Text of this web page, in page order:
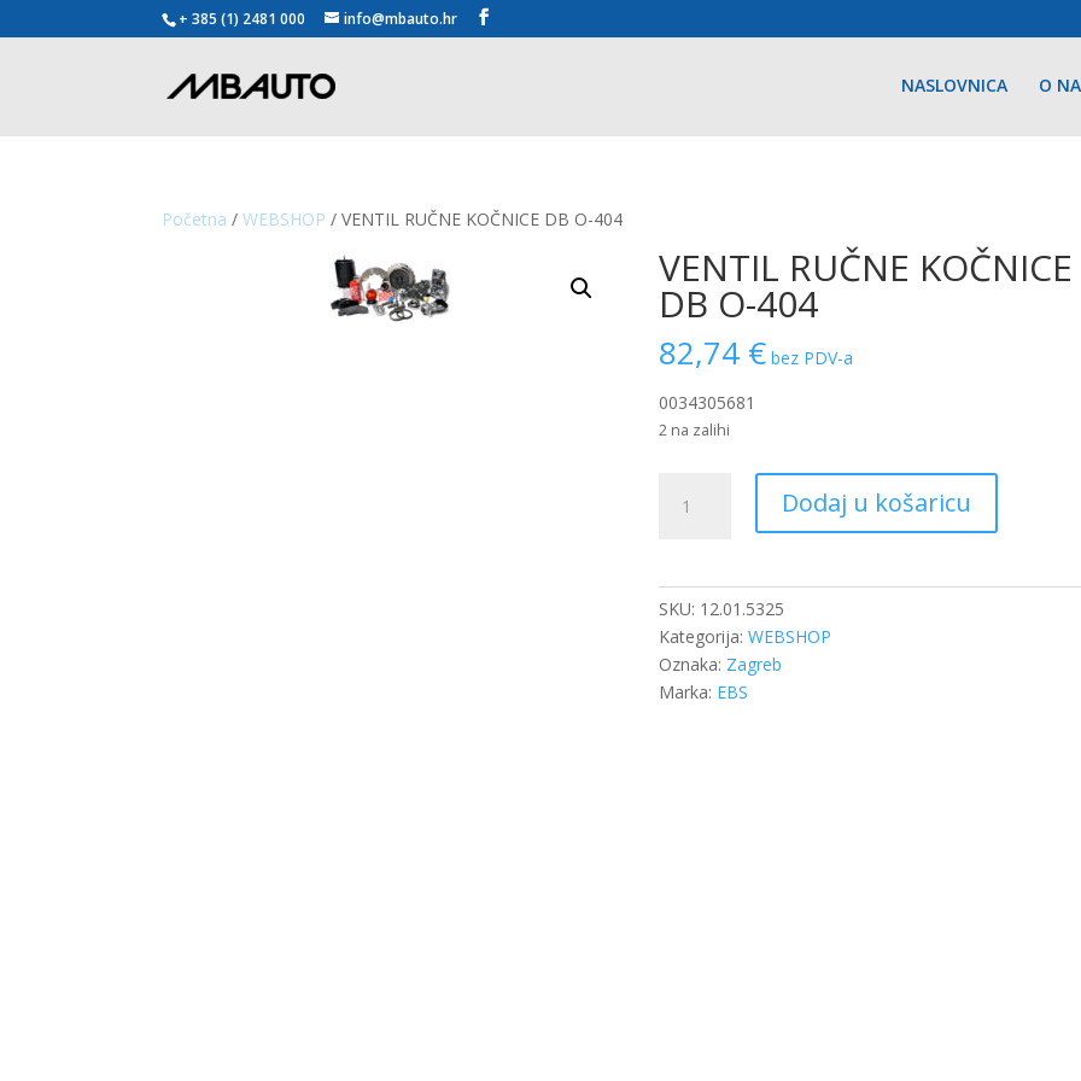
+ 385 (1) 2481 000 info@mbauto.hr
NASLOVNICA O
Početna /WEBSHOP / VENTIL RUČNE KOČNICE DB O-404
VENTIL RUČNE KOČNICE
DB O-404
82,74 € bez PDV-a
0034305681
2 na zalihi
RUČNE
količina
Dodaj u košaricu
SKU: 12.01.5325
Kategorija:WEBSHOP
Oznaka: Zagreb
Marka: EBS